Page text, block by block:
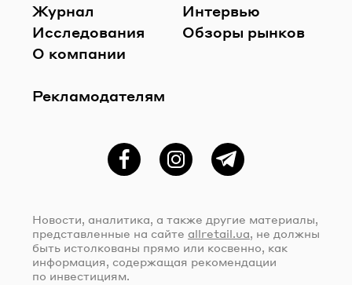
Журнал
Исследования
О компании
Рекламодателям
Интервью
Обзоры рынков
ФейсбукInstagramTelegram
Новости, аналитика, а также другие материалы,
представленные на сайте allretail.ua, не должны
быть истолкованы прямо или косвенно, как
информация, содержащая рекомендации
по инвестициям.